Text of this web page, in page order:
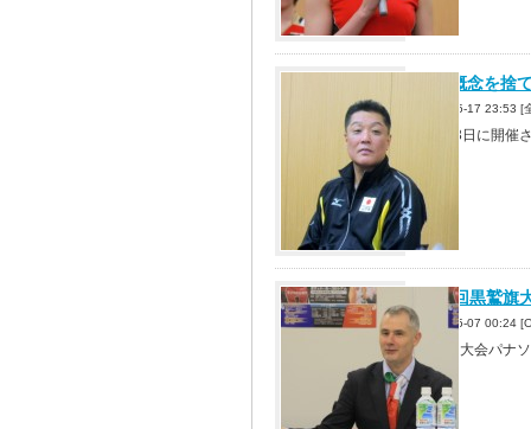
既成概念を捨
2013-05-17 23:53 [
５月13日に開催
第62回黒鷲
2013-05-07 00:24
黒鷲旗大会パナ